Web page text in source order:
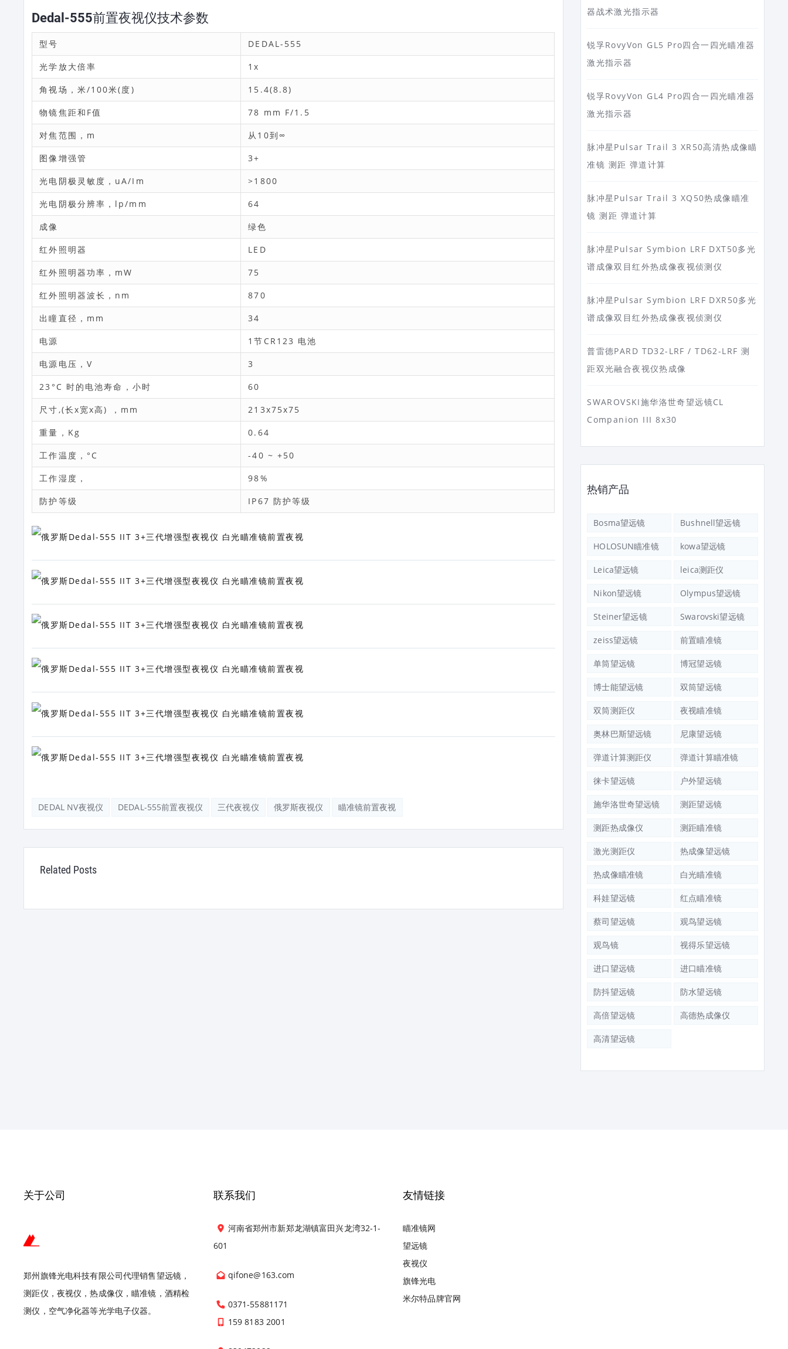
Dedal-555前置夜视仪技术参数
型号 DEDAL-555
光学放大倍率 1x
角视场，米/100米(度) 15.4(8.8)
物镜焦距和F值 78 mm F/1.5
对焦范围，m 从10到∞
图像增强管 3+
光电阴极灵敏度，uA/Im >1800
光电阴极分辨率，lp/mm 64
成像 绿色
红外照明器 LED
红外照明器功率，mW 75
红外照明器波长，nm 870
出瞳直径，mm 34
电源 1节CR123 电池
电源电压，V 3
23°C 时的电池寿命，小时 60
尺寸,(长x宽x高) ，mm 213x75x75
重量，Kg 0.64
工作温度，°C -40 ~ +50
工作湿度， 98%
防护等级 IP67 防护等级
DEDAL NV夜视仪 DEDAL-555前置夜视仪 三代夜视仪 俄罗斯夜视仪 瞄准镜前置夜视
Related Posts
器战术激光指示器
锐孚RovyVon GL5 Pro四合一四光瞄准器
激光指示器
锐孚RovyVon GL4 Pro四合一四光瞄准器
激光指示器
脉冲星Pulsar Trail 3 XR50高清热成像瞄
准镜 测距 弹道计算
脉冲星Pulsar Trail 3 XQ50热成像瞄准
镜 测距 弹道计算
脉冲星Pulsar Symbion LRF DXT50多光
谱成像双目红外热成像夜视侦测仪
脉冲星Pulsar Symbion LRF DXR50多光
谱成像双目红外热成像夜视侦测仪
普雷德PARD TD32-LRF / TD62-LRF 测
距双光融合夜视仪热成像
SWAROVSKI施华洛世奇望远镜CL
Companion III 8x30
热销产品
Bosma望远镜 Bushnell望远镜
HOLOSUN瞄准镜 kowa望远镜
Leica望远镜 leica测距仪
Nikon望远镜 Olympus望远镜
Steiner望远镜 Swarovski望远镜
zeiss望远镜 前置瞄准镜
单筒望远镜 博冠望远镜
博士能望远镜 双筒望远镜
双筒测距仪 夜视瞄准镜
奥林巴斯望远镜 尼康望远镜
弹道计算测距仪 弹道计算瞄准镜
徕卡望远镜 户外望远镜
施华洛世奇望远镜 测距望远镜
测距热成像仪 测距瞄准镜
激光测距仪 热成像望远镜
热成像瞄准镜 白光瞄准镜
科娃望远镜 红点瞄准镜
蔡司望远镜 观鸟望远镜
观鸟镜 视得乐望远镜
进口望远镜 进口瞄准镜
防抖望远镜 防水望远镜
高倍望远镜 高德热成像仪
高清望远镜
关于公司
郑州旗锋光电科技有限公司代理销售望远镜，
测距仪，夜视仪，热成像仪，瞄准镜，酒精检
测仪，空气净化器等光学电子仪器。
联系我们
河南省郑州市新郑龙湖镇富田兴龙湾32-1-
601
qifone@163.com
0371-55881171
159 8183 2001
友情链接
瞄准镜网
望远镜
夜视仪
旗锋光电
米尔特品牌官网